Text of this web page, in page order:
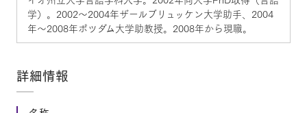
学）。2002～2004年ザールブリュッケン大学助手、2004
年～2008年ポツダム大学助教授。2008年から現職。
詳細情報